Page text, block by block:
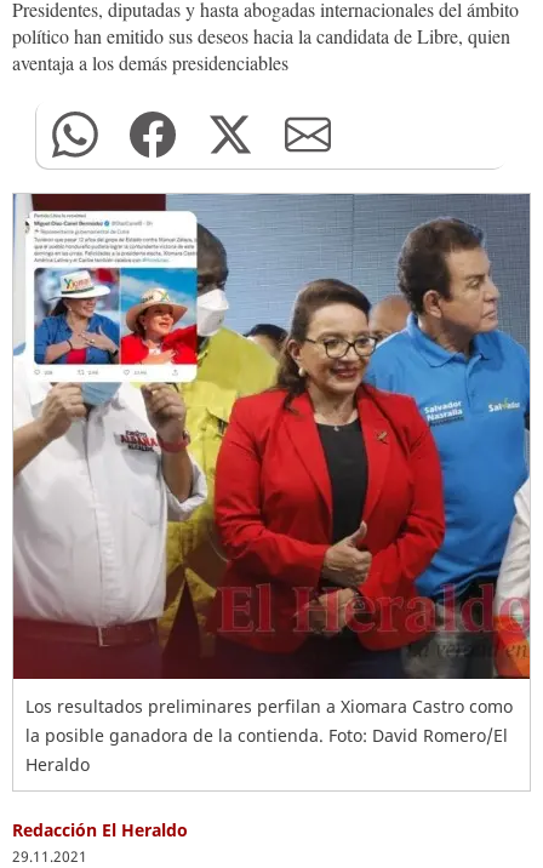
Presidentes, diputadas y hasta abogadas internacionales del ámbito
político han emitido sus deseos hacia la candidata de Libre, quien
aventaja a los demás presidenciables
Los resultados preliminares perfilan a Xiomara Castro como
la posible ganadora de la contienda. Foto: David Romero/El
Heraldo
Redacción El Heraldo
29.11.2021